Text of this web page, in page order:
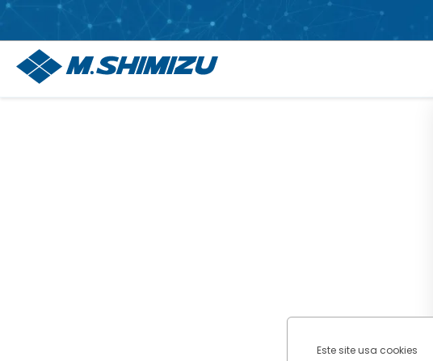
Este site usa cookies